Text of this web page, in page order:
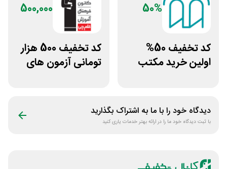
50%
کد تخفیف 50%
اولین خرید مکتب
500,000
کد تخفیف 500 هزار
تومانی آزمون های
دیدگاه خود را با ما به اشتراک بگذارید
با ثبت دیدگاه خود ما را در ارائه بهتر خدمات یاری کنید